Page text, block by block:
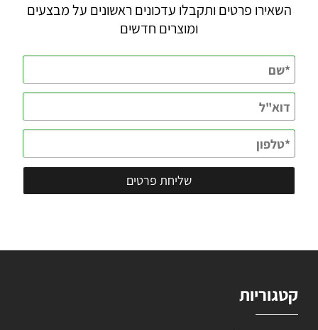
השאירו פרטים ותקבלו עדכונים ראשונים על מבצעים
ומוצרים חדשים
קטגוריות